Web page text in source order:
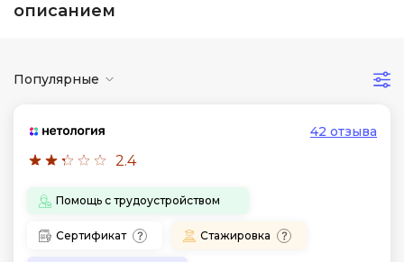
описанием
Популярные
2.4
42 отзыва
Помощь с трудоустройством
Сертификат Стажировка